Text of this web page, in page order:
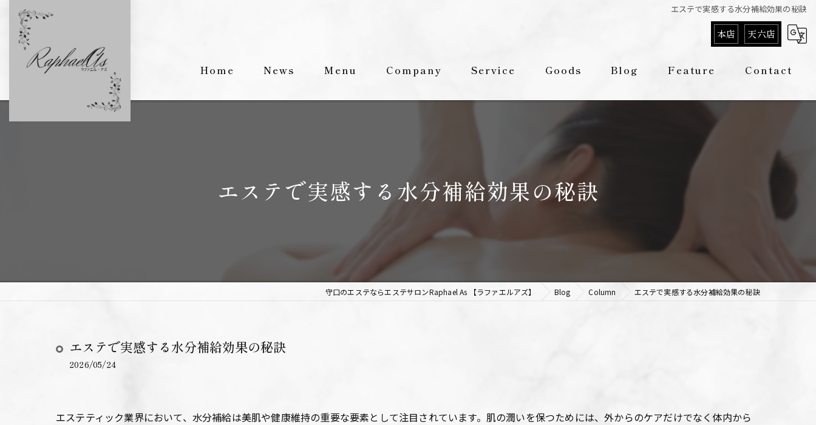
エステで実感する水分補給効果の秘訣
本店 天六店
Home News Menu Company Service Goods Blog Feature
フェイシャル
メンズ
Contact
エステで実感する水分補給効果の秘訣
守口のエステならエステサロンRaphael As 【ラファエルアズ】 Blog Column エステで実感する水分補給効果の秘訣
エステで実感する水分補給効果の秘訣
2026/05/24
エステティック業界において、水分補給は美肌や健康維持の重要な要素として注目されています。肌の潤いを保つためには、外からのケアだけでなく体内から